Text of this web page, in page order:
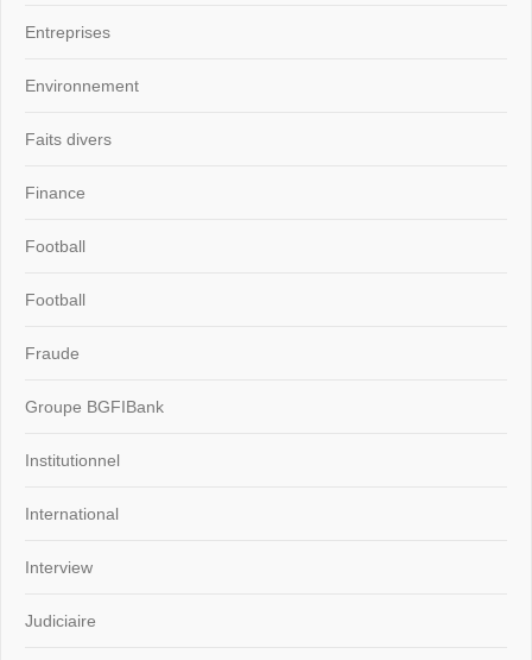
Entreprises
Environnement
Faits divers
Finance
Football
Football
Fraude
Groupe BGFIBank
Institutionnel
International
Interview
Judiciaire